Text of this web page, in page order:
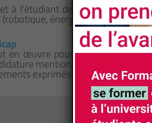
à l’étudiant de poursuivre ses
énergies
en œuvre pour que nos
mentionnant un handicap
exprimés.